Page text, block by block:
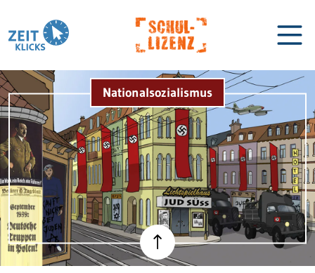
Biographien Lexikon
Nationalsozialismus